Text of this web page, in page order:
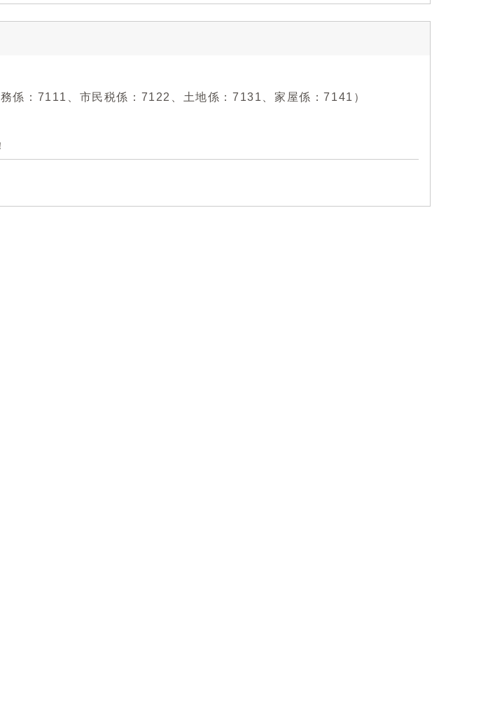
：7111、市民税係：7122、土地係：7131、家屋係：7141）